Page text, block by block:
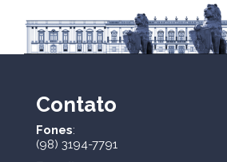
Contato
Fones:
(98) 3194-7791